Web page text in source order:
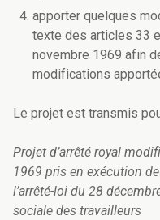
apporter quelques
texte des articles 33
novembre 1969 afin
modifications
Le projet est transmis
Projet d’arrêté royal
1969 pris en exécution
l’arrêté-loi du 28
sociale des travailleurs